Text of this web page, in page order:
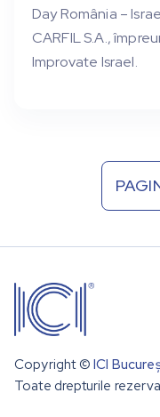
Day România –
CARFIL S.A.,
Improvate Israel.
Copyright © ICI
Toate drepturile